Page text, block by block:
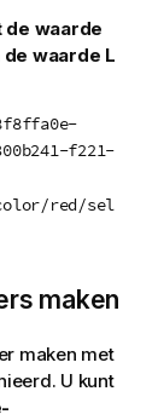
de waarde
de waarde L
f221-
red/sel
maken
maken met
U kunt